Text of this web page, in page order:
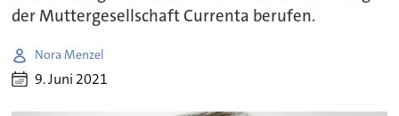
der Muttergesellschaft Currenta berufen.
Nora Menzel
9. Juni 2021